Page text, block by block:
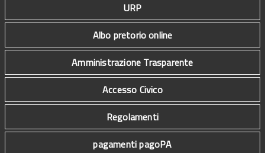
URP
Albo pretorio online
Amministrazione Trasparente
Accesso Civico
Regolamenti
pagamenti pagoPA